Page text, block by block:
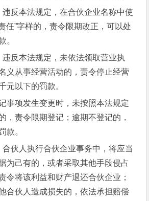
反本法规定，在合伙企业名称中使
任”字样的，责令限期改正，可以处
。
反本法规定，未依法领取营业执
义从事经营活动的，责令停止经营
元以下的罚款。
事项发生变更时，未按照本法规定
，责令限期登记；逾期不登记的，
款。
伙人执行合伙企业事务中，将应当
为己有的，或者采取其他手段侵占
令将该利益和财产退还合伙企业；
合伙人造成损失的，依法承担赔偿